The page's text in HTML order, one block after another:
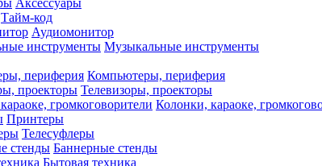
Аксессуары
Тайм-код
Аудиомонитор
Музыкальные инструменты
Компьютеры, периферия
Телевизоры, проекторы
Колонки, караоке,
Принтеры
Телесуфлеры
Баннерные стенды
Бытовая техника